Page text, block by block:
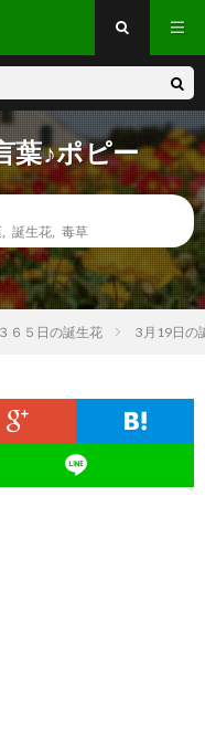
葉♪ポピー
誕生花 毒草
６５日の誕生花 3月19日の